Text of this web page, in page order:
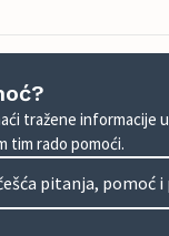
tražene informacije
tim rado pomoći.
pitanja, pomoć i